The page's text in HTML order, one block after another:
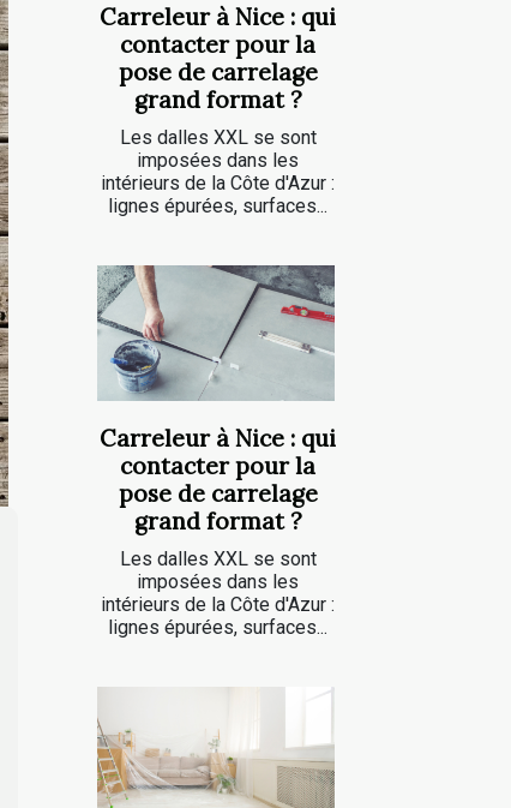
Carreleur à Nice : qui
contacter pour la
pose de carrelage
grand format ?
Les dalles XXL se sont
imposées dans les
intérieurs de la Côte d'Azur :
lignes épurées, surfaces...
Carreleur à Nice : qui
contacter pour la
pose de carrelage
grand format ?
Les dalles XXL se sont
imposées dans les
intérieurs de la Côte d'Azur :
lignes épurées, surfaces...